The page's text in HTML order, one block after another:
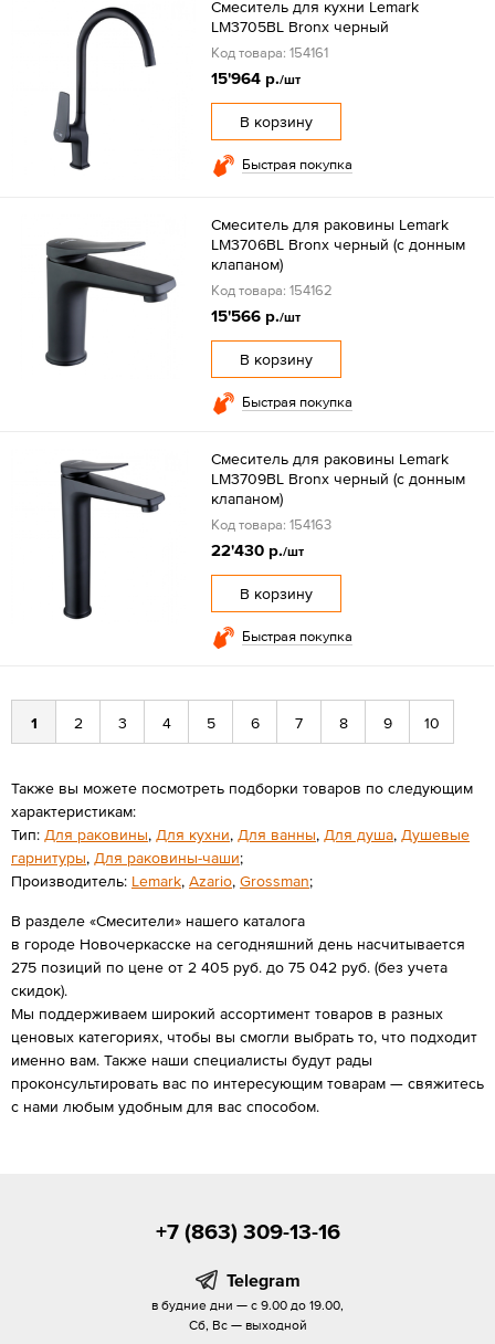
Смеситель для кухни Lemark
LM3705BL Bronx черный
Код товара: 154161
15'964 р./шт
В корзину
Быстрая покупка
Смеситель для раковины Lemark
LM3706BL Bronx черный (с донным
клапаном)
Код товара: 154162
15'566 р./шт
В корзину
Быстрая покупка
Смеситель для раковины Lemark
LM3709BL Bronx черный (с донным
клапаном)
Код товара: 154163
22'430 р./шт
В корзину
Быстрая покупка
1 2 3 4 5 6 7 8 9 10
Также вы можете посмотреть подборки товаров по следующим
характеристикам:
Тип: Для раковины, Для кухни, Для ванны, Для душа, Душевые
гарнитуры, Для раковины-чаши;
Производитель: Lemark, Azario, Grossman;
В разделе «Смесители» нашего каталога
в городе Новочеркасске на сегодняшний день насчитывается
275 позиций по цене от 2 405 руб. до 75 042 руб. (без учета
скидок).
Мы поддерживаем широкий ассортимент товаров в разных
ценовых категориях, чтобы вы смогли выбрать то, что подходит
именно вам. Также наши специалисты будут рады
проконсультировать вас по интересующим товарам — свяжитесь
с нами любым удобным для вас способом.
+7 (863) 309-13-16
Telegram
в будние дни — с 9.00 до 19.00,
Сб, Вс — выходной